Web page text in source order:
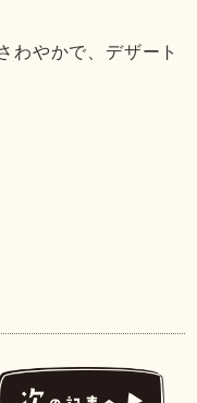
わやかで、デザート